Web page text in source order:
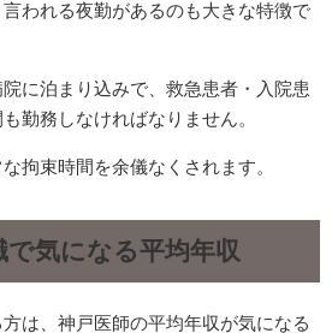
われる夜勤があるのも大きな特徴で
に泊まり込みで、救急患者・入院患
勤務しなければなりません。
拘束時間を余儀なくされます。
で気になる平均年収
は、神戸医師の平均年収が気になる